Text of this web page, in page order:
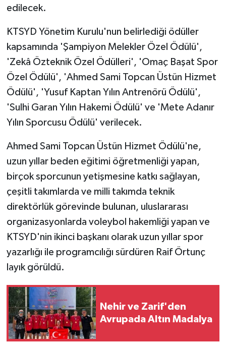
edilecek.
KTSYD Yönetim Kurulu'nun belirlediği ödüller
kapsamında 'Şampiyon Melekler Özel Ödülü',
'Zekâ Özteknik Özel Ödülleri', 'Omaç Başat Spor
Özel Ödülü', 'Ahmed Sami Topcan Üstün Hizmet
Ödülü', 'Yusuf Kaptan Yılın Antrenörü Ödülü',
'Sulhi Garan Yılın Hakemi Ödülü' ve 'Mete Adanır
Yılın Sporcusu Ödülü' verilecek.
Ahmed Sami Topcan Üstün Hizmet Ödülü'ne,
uzun yıllar beden eğitimi öğretmenliği yapan,
birçok sporcunun yetişmesine katkı sağlayan,
çeşitli takımlarda ve milli takımda teknik
direktörlük görevinde bulunan, uluslararası
organizasyonlarda voleybol hakemliği yapan ve
KTSYD'nin ikinci başkanı olarak uzun yıllar spor
yazarlığı ile programcılığı sürdüren Raif Örtunç
layık görüldü.
Nehir ve Zarif'den
Avrupada Altın Madalya
Nöbetçi Eczaneler
ÖZEL HABER
SAĞLIK
SİYASET
TEKNOLOJİ
TİCARET
YAŞAM